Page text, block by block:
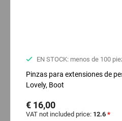
EN STOCK: menos de 100
Pinzas para extensiones de
Lovely, Boot
€ 16,00
VAT not included price: 12.6 *